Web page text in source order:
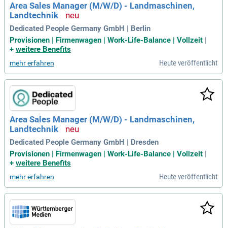
Area Sales Manager (M/W/D) - Landmaschinen,
Landtechnik
Dedicated People Germany GmbH | Berlin
Provisionen | Firmenwagen | Work-Life-Balance | Vollzeit |
+ weitere Benefits
mehr erfahren Heute veröffentlicht
Area Sales Manager (M/W/D) - Landmaschinen,
Landtechnik
Dedicated People Germany GmbH | Dresden
Provisionen | Firmenwagen | Work-Life-Balance | Vollzeit
+ weitere Benefits
mehr erfahren Heute veröffentlicht